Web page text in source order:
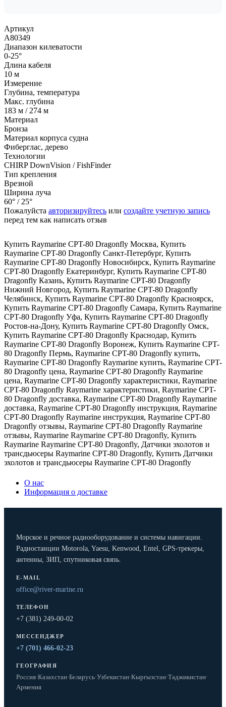
Артикул
A80349
Диапазон килеватости
0-25°
Длина кабеля
10 м
Измерение
Глубина, температура
Макс. глубина
183 м / 274 м
Материал
Бронза
Материал корпуса судна
Фиберглас, дерево
Технологии
CHIRP DownVision / FishFinder
Тип крепления
Врезной
Ширина луча
60° / 25°
Пожалуйста авторизируйтесь или создайте учетную запись
перед тем как написать отзыв
Купить Raymarine CPT-80 Dragonfly Москва, Купить
Raymarine CPT-80 Dragonfly Санкт-Петербург, Купить
Raymarine CPT-80 Dragonfly Новосибирск, Купить Raymarine
CPT-80 Dragonfly Екатеринбург, Купить Raymarine CPT-80
Dragonfly Казань, Купить Raymarine CPT-80 Dragonfly
Нижний Новгород, Купить Raymarine CPT-80 Dragonfly
Челябинск, Купить Raymarine CPT-80 Dragonfly Красноярск,
Купить Raymarine CPT-80 Dragonfly Самара, Купить Raymarine
CPT-80 Dragonfly Уфа, Купить Raymarine CPT-80 Dragonfly
Ростов-на-Дону, Купить Raymarine CPT-80 Dragonfly Омск,
Купить Raymarine CPT-80 Dragonfly Краснодар, Купить
Raymarine CPT-80 Dragonfly Воронеж, Купить Raymarine CPT-
80 Dragonfly Пермь, Raymarine CPT-80 Dragonfly купить,
Raymarine CPT-80 Dragonfly Raymarine купить, Raymarine CPT-
80 Dragonfly цена, Raymarine CPT-80 Dragonfly Raymarine
цена, Raymarine CPT-80 Dragonfly характеристики, Raymarine
CPT-80 Dragonfly Raymarine характеристики, Raymarine CPT-
80 Dragonfly доставка, Raymarine CPT-80 Dragonfly Raymarine
доставка, Raymarine CPT-80 Dragonfly инструкция, Raymarine
CPT-80 Dragonfly Raymarine инструкция, Raymarine CPT-80
Dragonfly отзывы, Raymarine CPT-80 Dragonfly Raymarine
отзывы, Raymarine Raymarine CPT-80 Dragonfly, Купить
Raymarine Raymarine CPT-80 Dragonfly, Датчики эхолотов и
трансдьюсеры Raymarine CPT-80 Dragonfly, Купить Датчики
эхолотов и трансдьюсеры Raymarine CPT-80 Dragonfly
О нас
Информация о доставке
Морское и речное радиооборудование и системы навигации.
Радиостанции Motorola, Yaesu, Kenwood, Entel, GPS-трекеры,
антенны, ЗИП, спутниковая связь.
E-MAIL
office@river-marine.ru
ТЕЛЕФОН
+7 (381) 249-00-02
МЕССЕНДЖЕР
+7 (701) 466-02-23
ГЕОГРАФИЯ
Россия·Казахстан·Беларусь·Узбекистан·Кыргызстан·Таджикистан·
Армения